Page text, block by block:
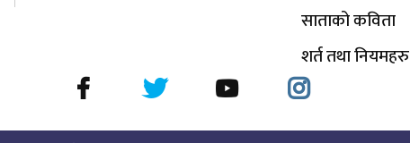
साताको कविता
शर्त तथा नियमहरु